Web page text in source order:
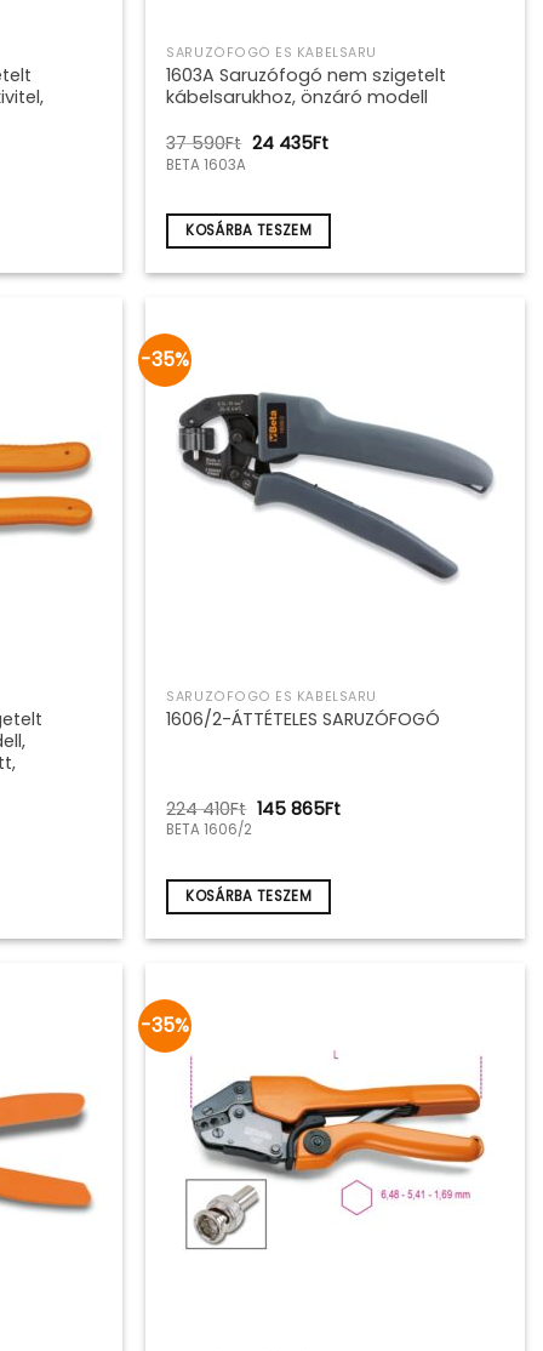
SARUZÓFOGÓ ÉS KÁBELSARU
1603A Saruzófogó nem szigetelt
kábelsarukhoz, önzáró modell
37 590Ft Original
590Ft.
24 435FtCurrent
435Ft.
BETA 1603A
KOSÁRBA TESZEM
-35%
SARUZÓFOGÓ ÉS KÁBELSARU
1606/2-ÁTTÉTELES SARUZÓFOGÓ
224 410Ft Original
410Ft.
145 865FtCurrent
BETA 1606/2
KOSÁRBA TESZEM
-35%